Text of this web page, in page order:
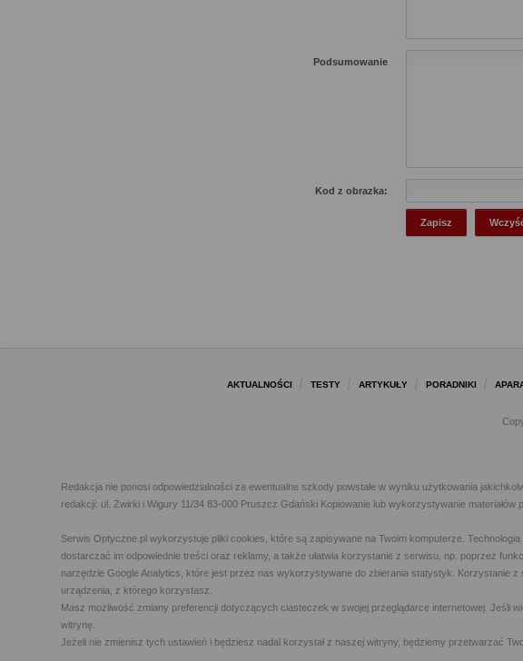
Podsumowanie
Kod z obrazka:
AKTUALNOŚCI TESTY ARTYKUŁY PORADNIKI
Redakcja nie ponosi odpowiedzialności za ewentualne szkody powstałe w wyniku użytkowania
redakcji: ul. Żwirki i Wigury 11/34 83-000 Pruszcz Gdański Kopiowanie lub wykorzystywanie
Serwis Optyczne.pl wykorzystuje pliki cookies, które są zapisywane na Twoim komputerze.
dostarczać im odpowiednie treści oraz reklamy, a także ułatwia korzystanie z serwisu, np. poprzez
narzędzie Google Analytics, które jest przez nas wykorzystywane do zbierania statystyk. Korzystanie
urządzenia, z którego korzystasz.
Masz możliwość zmiany preferencji dotyczących ciasteczek w swojej przeglądarce internetowej. Jeśli
witrynę.
Jeżeli nie zmienisz tych ustawień i będziesz nadal korzystał z naszej witryny, będziemy przetwarzać